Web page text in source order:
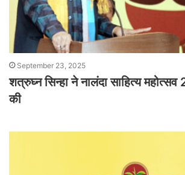
September 23, 2025
शत्रुघ्न सिन्हा ने नालंदा साहित्य
की